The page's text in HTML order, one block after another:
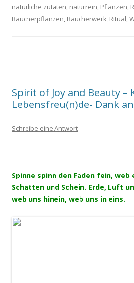
natürliche zutaten, naturrein, Pflanzen,
Räucherpflanzen, Räucherwerk, Ritual,
Spirit of Joy and Beauty –
Lebensfreu(n)de- Dank
Schreibe eine Antwort
Spinne spinn den Faden fein, web
Schatten und Schein. Erde, Luft
web uns hinein, web uns in eins.